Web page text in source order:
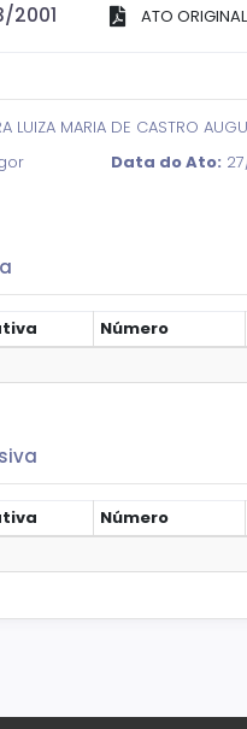
2001 ATO ORIGINAL
LUIZA MARIA DE CASTRO
Data do Ato:
Número
Número